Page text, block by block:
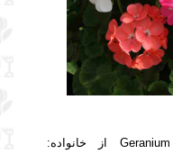
گل شمعدانی با نام انگلیسی: Geranium از خانواده: